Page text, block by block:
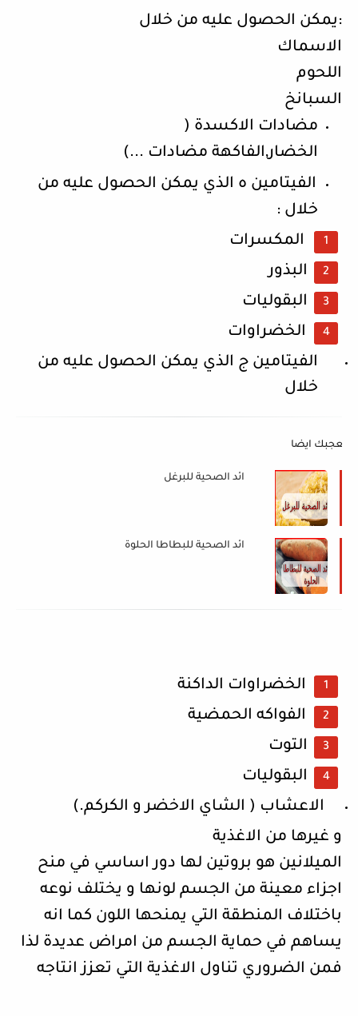
:يمكن الحصول عليه من خلال
الاسماك
اللحوم
السبانخ
مضادات الاكسدة (
الخضار,الفاكهة مضادات ...)
الفيتامين ه الذي يمكن الحصول عليه من
خلال :
المكسرات
البذور
البقوليات
الخضراوات
الفيتامين ج الذي يمكن الحصول عليه من
خلال
يعجبك ايضا
الفوائد الصحية للبرغل
الفوائد الصحية للبطاطا الحلوة
الخضراوات الداكنة
الفواكه الحمضية
التوت
البقوليات
الاعشاب ( الشاي الاخضر و الكركم.)
و غيرها من الاغذية
الميلانين هو بروتين لها دور اساسي في منح
اجزاء معينة من الجسم لونها و يختلف نوعه
باختلاف المنطقة التي يمنحها اللون كما انه
يساهم في حماية الجسم من امراض عديدة لذا
فمن الضروري تناول الاغذية التي تعزز انتاجه